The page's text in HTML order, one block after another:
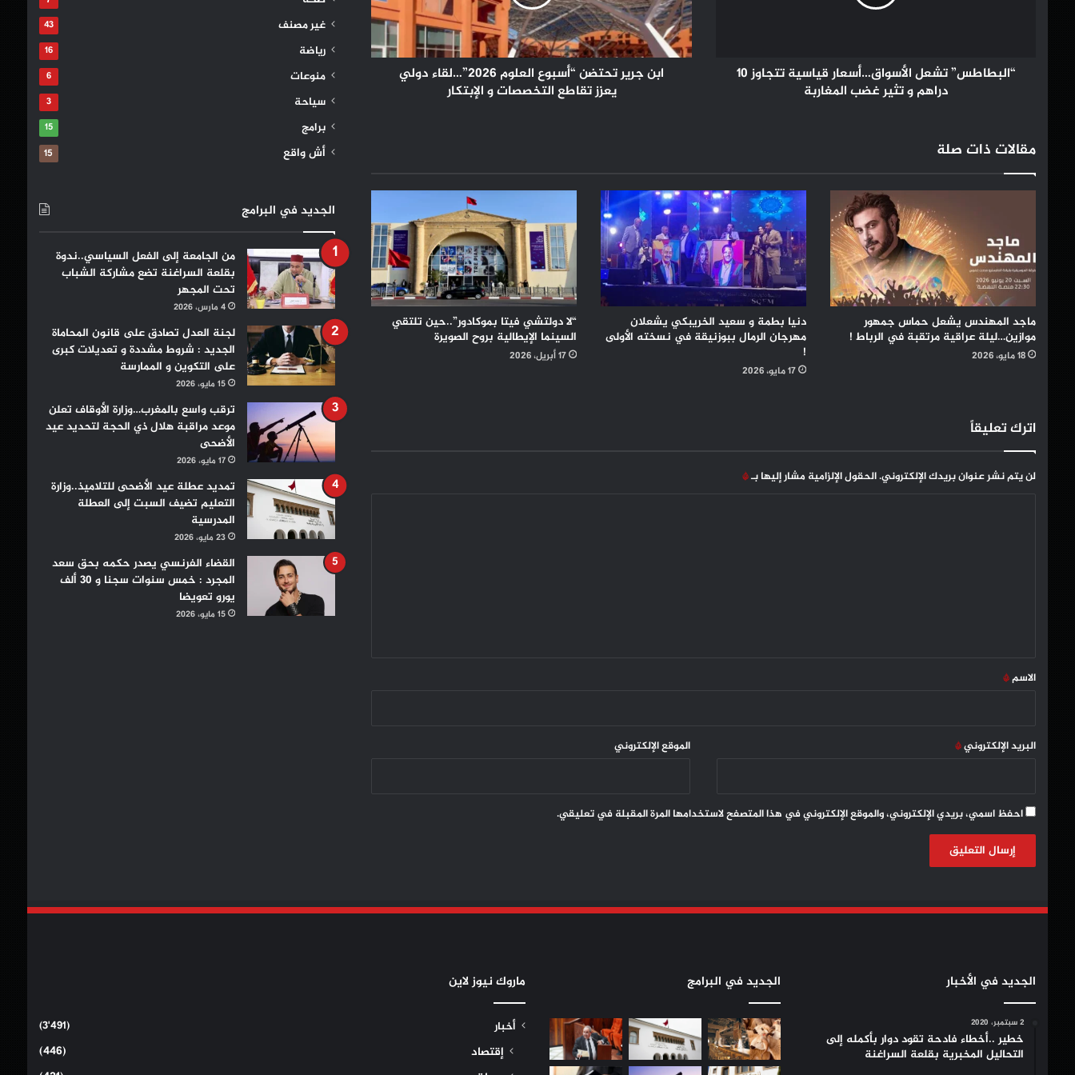
“البطاطس” تشعل الأسواق…أسعار قياسية تتجاوز 10
دراهم و تثير غضب المغاربة
2026”…
لقاء
دولي
يعزز
ابن جرير تحتضن “أسبوع العلوم 2026”…لقاء دولي
يعزز تقاطع التخصصات و الإبتكار
مقالات ذات صلة
ماجد المهندس يشعل حماس جمهور
موازين…ليلة عراقية مرتقبة في الرباط !
18 مايو، 2026
دنيا بطمة و سعيد الخريبكي يشعلان
مهرجان الرمال ببوزنيقة في نسخته الأولى
!
17 مايو، 2026
“لا دولتشي فيتا بموكادور”..حين تلتقي
السينما الإيطالية بروح الصويرة
17 أبريل، 2026
اترك تعليقاً
لن يتم نشر عنوان بريدك الإلكتروني.الحقول الإلزامية مشار إليها بـ*
*
الاسم*
البريد الإلكتروني* الموقع الإلكتروني
احفظ اسمي، بريدي الإلكتروني، والموقع الإلكتروني في هذا المتصفح لاستخدامها المرة المقبلة في تعليقي.
غير مصنف 43
رياضة 16
منوعات 6
سياحة 3
برامج 15
أش واقع 15
الجديد في البرامج
من الجامعة إلى الفعل السياسي..ندوة
بقلعة السراغنة تضع مشاركة الشباب
تحت المجهر
4 مارس، 2026
لجنة العدل تصادق على قانون المحاماة
الجديد : شروط مشددة و تعديلات كبرى
على التكوين و الممارسة
15 مايو، 2026
ترقب واسع بالمغرب…وزارة الأوقاف تعلن
موعد مراقبة هلال ذي الحجة لتحديد عيد
الأضحى
17 مايو، 2026
تمديد عطلة عيد الأضحى للتلاميذ..وزارة
التعليم تضيف السبت إلى العطلة
المدرسية
23 مايو، 2026
القضاء الفرنسي يصدر حكمه بحق سعد
المجرد : خمس سنوات سجنا و 30 ألف
يورو تعويضا
15 مايو، 2026
الجديد في الأخبار
2 سبتمبر، 2020
خطير ..أخطاء فادحة تقود دوار بأكمله إلى
التحاليل المخبرية بقلعة السراغنة
الجديد في البرامج ماروك نيوز لاين
أخبار (3٬491)
إقتصاد
(446)